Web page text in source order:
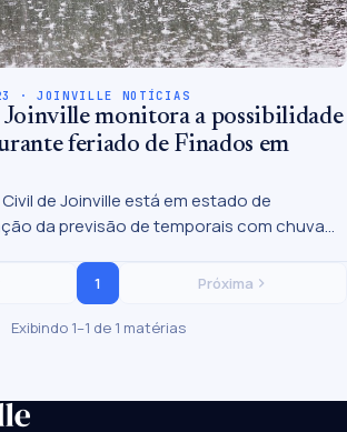
· JOINVILLE NOTÍCIAS
Joinville monitora a possibilidade
feriado de Finados em
de Joinville está em estado de
da previsão de temporais com chuva
1 Próxima
Exibindo 1–1 de 1 matérias